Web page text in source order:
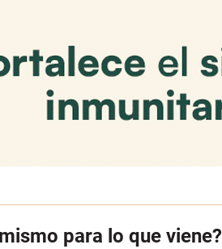
para lo que viene?